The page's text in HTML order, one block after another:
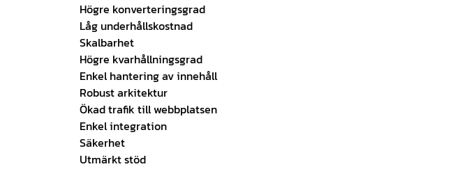
Högre konverteringsgrad
Låg underhållskostnad
Skalbarhet
Högre kvarhållningsgrad
Enkel hantering av innehåll
Robust arkitektur
Ökad trafik till webbplatsen
Enkel integration
Säkerhet
Utmärkt stöd